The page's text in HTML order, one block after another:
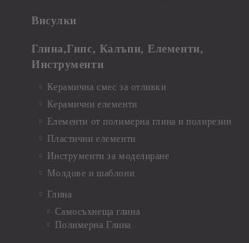
Висулки
Глина,Гипс, Калъпи, Елементи,
Инструменти
Керамична смес за отливки
Керамични елементи
Елементи от полимерна глина и полирезин
Пластични елементи
Инструменти за моделиране
Молдове и шаблони
Глина
Самосъхнеща глина
Полимерна Глина